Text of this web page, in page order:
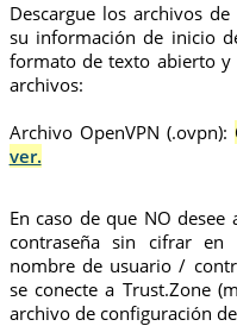
Descargue los archivos
su información de inicio
formato de texto abierto y
archivos:
Archivo OpenVPN (.ovpn):
ver.
En caso de que NO
contraseña sin cifrar en
nombre de usuario /
se conecte a Trust.Zone
archivo de configuración